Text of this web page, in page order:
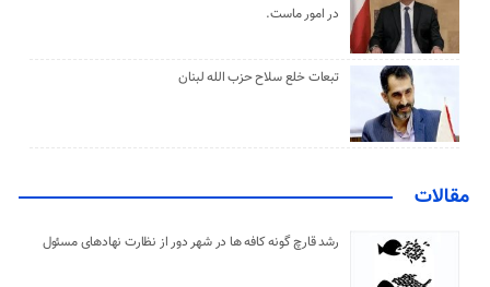
در امور ماست.
تبعات خلع سلاح حزب الله لبنان
مقالات
رشد قارچ گونه کافه ها در شهر دور از نظارت نهادهای مسئول